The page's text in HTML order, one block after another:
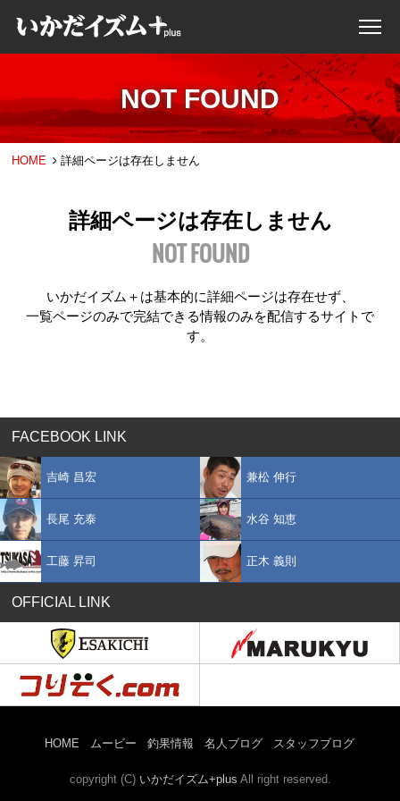
NOT FOUND
HOME 詳細ページは存在しません
詳細ページは存在しません
NOT FOUND
いかだイズム＋は基本的に詳細ページは存在せず、
一覧ページのみで完結できる情報のみを配信するサイトで
す。
FACEBOOK LINK
吉崎 昌宏 兼松 伸行
長尾 充泰 水谷 知恵
工藤 昇司 正木 義則
OFFICIAL LINK
HOME ムービー 釣果情報 名人ブログ スタッフブログ
copyright (C) いかだイズム+plus All right reserved.